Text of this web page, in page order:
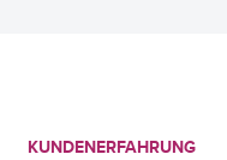
KUNDENERFAHRUNG